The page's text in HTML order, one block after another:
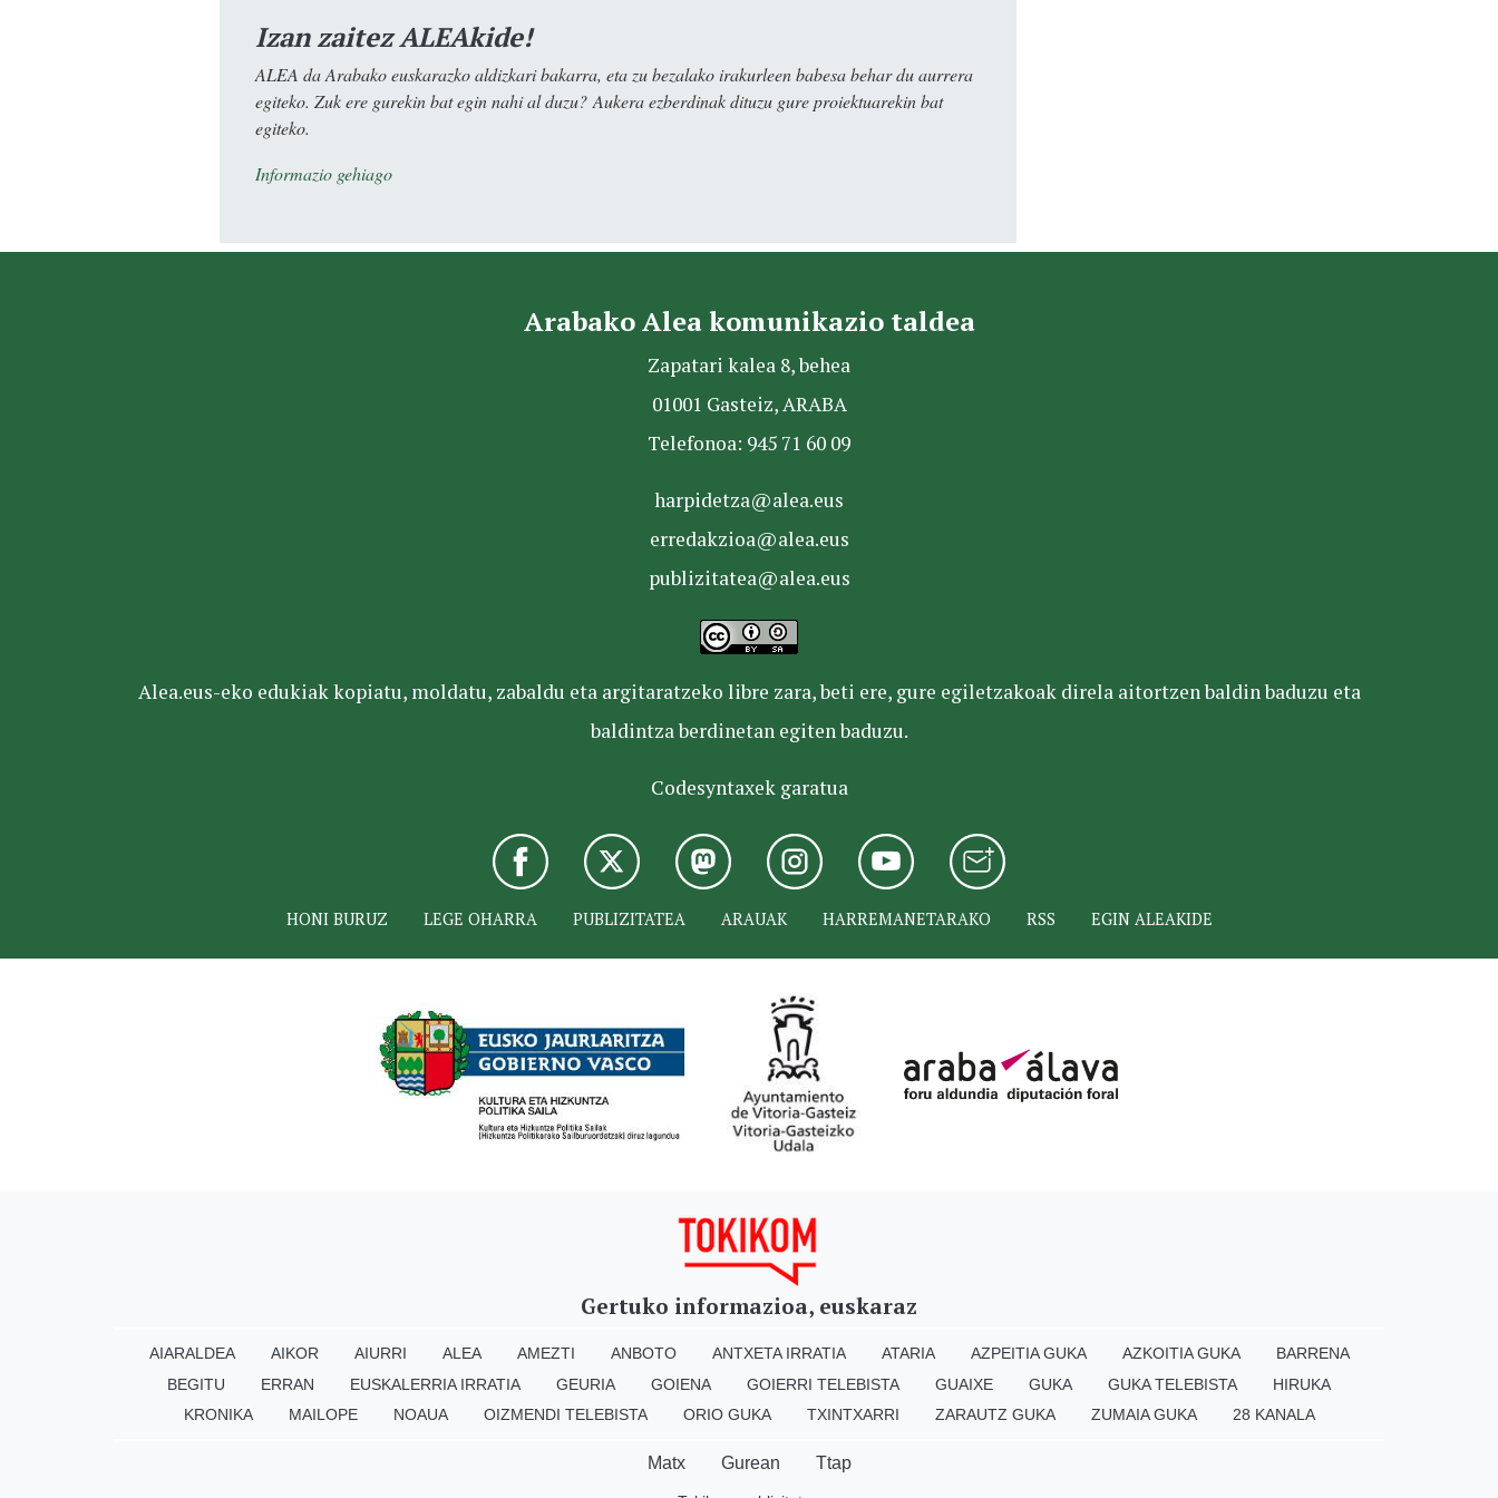
Izan zaitez ALEAkide!
ALEA da Arabako euskarazko aldizkari bakarra, eta zu bezalako irakurleen babesa behar du aurrera
egiteko. Zuk ere gurekin bat egin nahi al duzu? Aukera ezberdinak dituzu gure proiektuarekin bat
egiteko.
Informazio gehiago
Arabako Alea komunikazio taldea
Zapatari kalea 8, behea
01001 Gasteiz, ARABA
Telefonoa: 945 71 60 09
harpidetza@alea.eus
erredakzioa@alea.eus
publizitatea@alea.eus
Alea.eus-eko edukiak kopiatu, moldatu, zabaldu eta argitaratzeko libre zara, beti ere, gure egiletzakoak direla aitortzen baldin baduzu eta
baldintza berdinetan egiten baduzu.
Codesyntaxek garatua
HONI BURUZ LEGE OHARRA PUBLIZITATEA ARAUAK HARREMANETARAKO RSS EGIN ALEAKIDE
Gertuko informazioa, euskaraz
AIARALDEA AIKOR AIURRI ALEA AMEZTI ANBOTO ANTXETA IRRATIA ATARIA AZPEITIA GUKA AZKOITIA GUKA
BARRENA
BEGITU
ERRAN EUSKALERRIA IRRATIA GEURIA GOIENA GOIERRI TELEBISTA GUAIXE GUKA GUKA TELEBISTA
HIRUKA
KRONIKA
MAILOPE NOAUA OIZMENDI TELEBISTA ORIO GUKA TXINTXARRI ZARAUTZ GUKA ZUMAIA GUKA 28 KANALA
Matx Gurean Ttap